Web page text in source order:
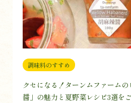
調味料のすすめ
クセになる！ターンムファーム
醤」の魅力と夏野菜レシピ3選を